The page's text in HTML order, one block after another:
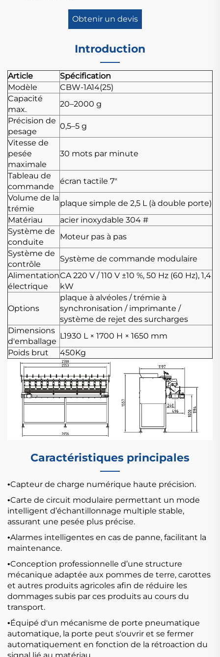
Obtenir un devis
Introduction
Article
Spécification
Modèle
CBW-1A14(25)
Capacité
max.
20–2000 g
Précision de
pesage
0,5–5 g
Vitesse de
pesée
maximale
30 mots par minute
Tableau de
commande
écran tactile 7"
Volume de la
trémie
plaque simple de 2,5 L (à double porte)
Matériau
acier inoxydable 304 #
Système de
conduite
Moteur pas à pas
Système de
contrôle
Système de commande modulaire
Alimentation
électrique
CA 220 V / 110 V ±10 %, 50 Hz (60 Hz), 1,4
kW
Options
plaque à alvéoles / trémie à
synchronisation / imprimante /
système de rejet des surcharges
Dimensions
d'emballage
L1930 L × 1700 H × 1650 mm
Poids brut
450Kg
Caractéristiques principales
•Capteur de charge numérique haute précision.
•Carte de circuit modulaire permettant un mode
intelligent d’échantillonnage multiple stable,
assurant une pesée plus précise.
•Alarmes intelligentes en cas de panne, facilitant la
maintenance.
•Conception professionnelle d’une structure
mécanique adaptée aux pommes de terre, carottes
et autres produits agricoles afin de réduire les
dommages subis par ces produits au cours du
transport.
•Équipé d'un mécanisme de porte pneumatique
automatique, la porte peut s'ouvrir et se fermer
automatiquement en fonction de la rétroaction du